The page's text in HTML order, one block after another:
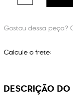
Calcule o frete:
DESCRIÇÃO